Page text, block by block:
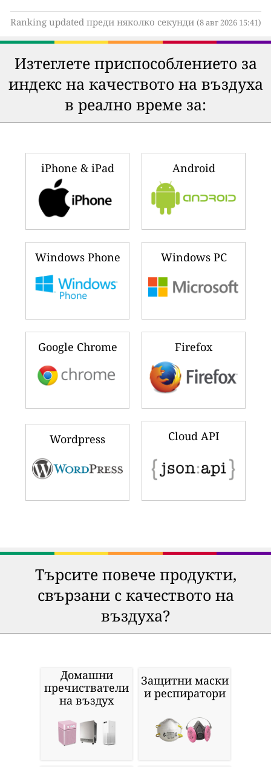
Ranking updated преди няколко секунди (8 авг 2026 15:41)
Изтеглете приспособлението за
индекс на качеството на въздуха
в реално време за:
iPhone & iPad Android
Windows Phone Windows PC
Google Chrome Firefox
Wordpress Cloud API
Търсите повече продукти,
свързани с качеството на
въздуха?
Домашни
пречистватели
на въздух
Защитни маски
и респиратори